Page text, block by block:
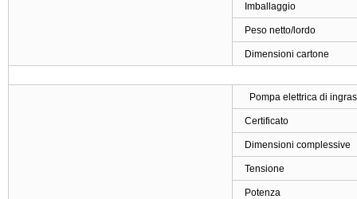
Imballaggio
Peso netto/lordo
Dimensioni cartone
Pompa elettrica di
Certificato
Dimensioni complessive
Tensione
Potenza